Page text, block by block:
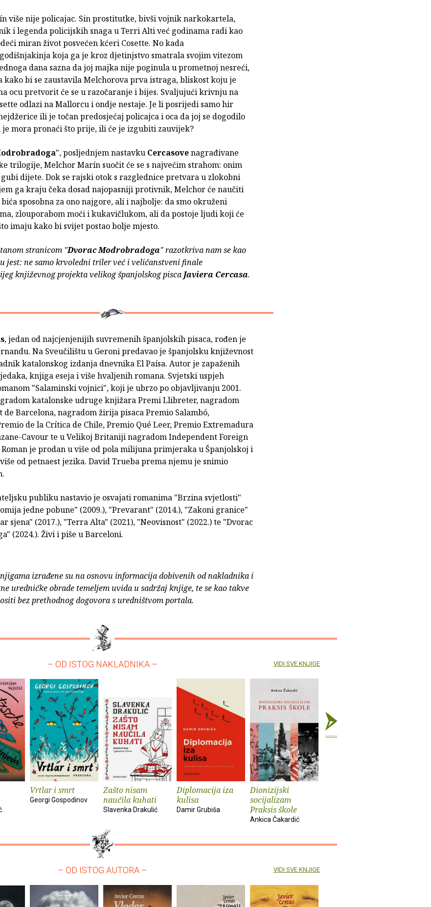
više nije policajac. Sin prostitutke, bivši vojnik narkokartela,
i legenda policijskih snaga u Terri Alti već godinama radi kao
miran život posvećen kćeri Cosette. No kada
koja ga je kroz djetinjstvo smatrala svojim vitezom
dana sazna da joj majka nije poginula u prometnoj nesreći,
kako bi se zaustavila Melchorova prva istraga, bliskost koju je
ocu pretvorit će se u razočaranje i bijes. Svaljujući krivnju na
odlazi na Mallorcu i ondje nestaje. Je li posrijedi samo hir
ili je točan predosjećaj policajca i oca da joj se dogodilo
je mora pronaći što prije, ili će je izgubiti zauvijek?
", posljednjem nastavku Cercasovenagrađivane
trilogije, Melchor Marín suočit će se s najvećim strahom: onim
dijete. Dok se rajski otok s razglednice pretvara u zlokobni
ga kraju čeka dosad najopasniji protivnik, Melchor će naučiti
sposobna za ono najgore, ali i najbolje: da smo okruženi
zlouporabom moći i kukavičlukom, ali da postoje ljudi koji će
imaju kako bi svijet postao bolje mjesto.
stranicom "Dvorac Modrobradoga" razotkriva nam se kao
jest: ne samo krvoledni triler već i veličanstveni finale
književnog projekta velikog španjolskog pisca Javiera Cercasa.
, jedan od najcjenjenijih suvremenih španjolskih pisaca, rođen je
Na Sveučilištu u Geroni predavao je španjolsku književnost
katalonskog izdanja dnevnika El Paísa. Autor je zapaženih
knjiga eseja i više hvaljenih romana. Svjetski uspjeh
"Salaminski vojnici", koji je ubrzo po objavljivanju 2001.
katalonske udruge knjižara Premi Llibreter, nagradom
de Barcelona, nagradom žirija pisaca Premio Salambó,
de la Crítica de Chile, Premio Qué Leer, Premio Extremadura
Cavour te u Velikoj Britaniji nagradom Independent Foreign
je prodan u više od pola milijuna primjeraka u Španjolskoj i
od petnaest jezika. David Trueba prema njemu je snimio
publiku nastavio je osvajati romanima "Brzina svjetlosti"
jedne pobune" (2009.), "Prevarant" (2014.), "Zakoni granice"
sjena" (2017.), "Terra Alta" (2021), "Neovisnost" (2022.) te "Dvorac
(2024.). Živi i piše u Barceloni.
izrađene su na osnovu informacija dobivenih od nakladnika i
uredničke obrade temeljem uvida u sadržaj knjige, te se kao takve
bez prethodnog dogovora s uredništvom portala.
– OD ISTOG NAKLADNIKA –
Vrtlar i smrt
Georgi Gospodinov
Zašto nisam
naučila kuhati
Slavenka Drakulić
Diplomacija iza
kulisa
Damir Grubiša
Dionizijski
socijalizam
Praksis škole
Ankica Čakardić
VIDI SVE KNJIGE
– OD ISTOG AUTORA – VIDI SVE KNJIGE